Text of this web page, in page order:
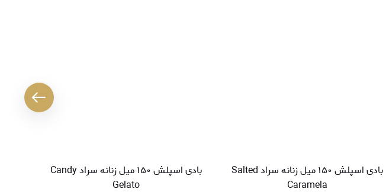
بادی اسپلش ۱۵۰ میل زنانه سراد Salted
Caramela
بادی اسپلش ۱۵۰ میل زنانه سراد Candy
Gelato